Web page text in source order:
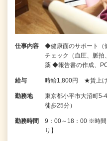
仕事内容
◆健康面のサポート（
チェック（血圧、脈
薬 ◆報告書の作成、
給与 時給1,800円 ★賃上げ
勤務地
東京都小平市大沼町5-
徒歩25分）
勤務時間
9：00～18：00 ※時間
り】